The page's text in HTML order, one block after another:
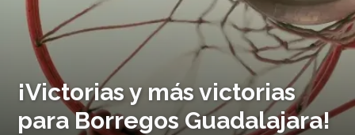
¡Victorias y más victorias
para Borregos Guadalajara!